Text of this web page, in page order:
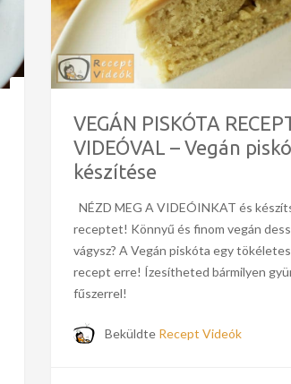
VEGÁN PISKÓTA
VIDEÓVAL – Vegán
készítése
NÉZD MEG A VIDEÓINKAT és
receptet! Könnyű és finom vegán
vágysz? A Vegán piskóta egy
recept erre! Ízesítheted bármilyen
fűszerrel!
Beküldte Recept Videók